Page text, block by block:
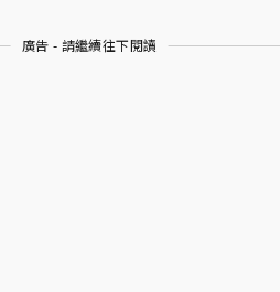
廣告 - 請繼續往下閱讀